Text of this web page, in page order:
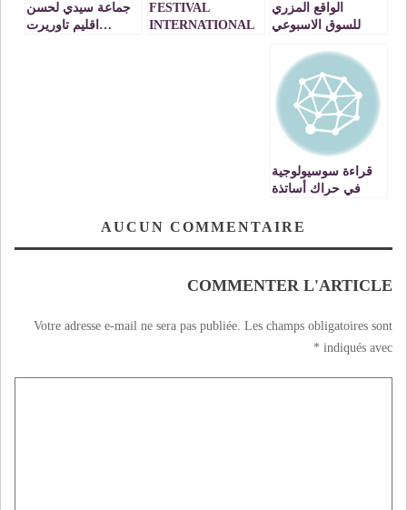
الواقع المزري
للسوق الاسبوعي
: متى يتم بناء سوق
في مستوى انتظارات
الساكنة ؟VIDEO
FESTIVAL
INTERNATIONAL
جماعة سيدي لحسن
…اقليم تاوريرت
قراءة سوسيولوجية
في حراك أساتذة
AUCUN COMMENTAIRE
COMMENTER L'ARTICLE
Votre adresse e-mail ne sera pas publiée. Les champs obligatoires sont
indiqués avec
*